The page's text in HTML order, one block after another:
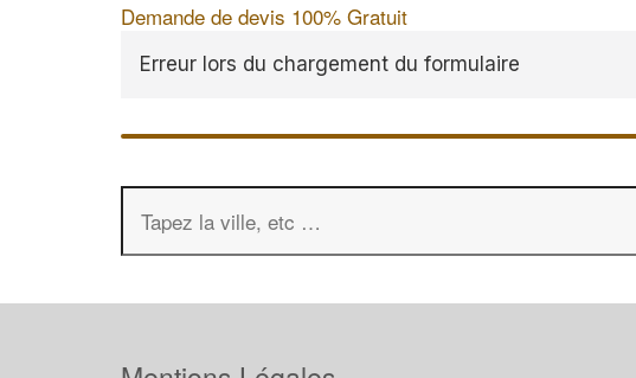
Demande de devis 100% Gratuit
Erreur lors du chargement du formulaire